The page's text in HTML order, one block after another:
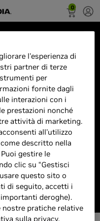
0
Quad HD
Pixel |
l'esperienza di
partner di terze
per
fornite dagli
interazioni con i
prestazioni nonché
attività di marketing.
all'utilizzo
descritto nella
Puoi gestire le
clic su “Gestisci
questo sito o
di seguito, accetti i
deroghe).
pratiche relative
sulla privacy.